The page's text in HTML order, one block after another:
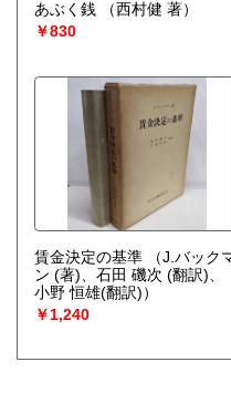
あぶく銭
（西村健 著）
￥830
賃金決定の基準
（J.バック
ン (著)、石田 磯次 (翻訳)、
小野 恒雄(翻訳)）
￥1,240